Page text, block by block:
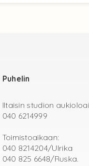
Puhelin
Iltaisin studion
040 6214999
Toimistoaikaan:
040 8214204/Ulrika
‭040 825 6648/Ruska.